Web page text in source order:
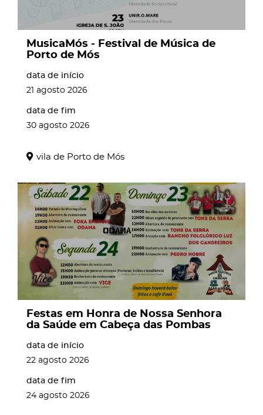
MusicaMós - Festival de Música de
Porto de Mós
data de início
21
agosto 2026
data de fim
30 agosto 2026
vila de Porto de Mós
page
Festas em Honra de Nossa Senhora
da Saúde em Cabeça das Pombas
data de início
22 agosto 2026
data de fim
24 agosto 2026